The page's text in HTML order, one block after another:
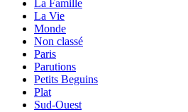
La Famille
La Vie
Monde
Non classé
Paris
Parutions
Petits Beguins
Plat
Sud-Ouest